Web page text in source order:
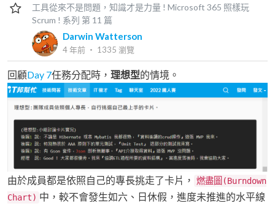
工具從來不是問題，知識才是力量 ! Microsoft 365 照樣玩
Scrum ! 系列 第 11 篇
Darwin Watterson
4 年前 ‧ 1335 瀏覽
回顧Day 7任務分配時， 理想型的情境。
由於成員都是依照自己的專長挑走了卡片，
燃盡圖(Burndown
Chart) 中，較不會發生如六、日休假，進度未推進的水平線